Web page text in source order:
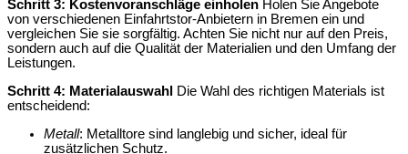
Schritt 3: Kostenvoranschläge einholen Holen Sie Angebote
von verschiedenen Einfahrtstor-Anbietern in Bremen ein und
vergleichen Sie sie sorgfältig. Achten Sie nicht nur auf den Preis,
sondern auch auf die Qualität der Materialien und den Umfang der
Leistungen.
Schritt 4: Materialauswahl
Die Wahl des richtigen Materials ist
entscheidend:
Metall: Metalltore sind langlebig und sicher, ideal für
zusätzlichen Schutz.